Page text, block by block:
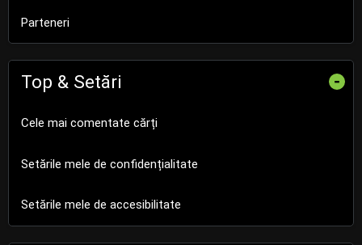
Parteneri
Top & Setări -
Cele mai comentate cărți
Setările mele de confidențialitate
Setările mele de accesibilitate